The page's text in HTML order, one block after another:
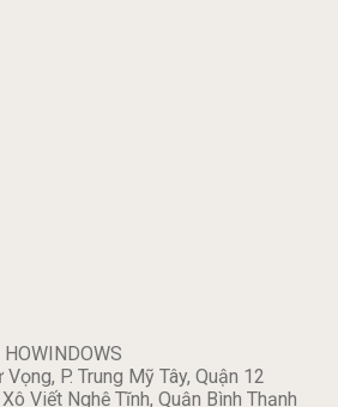
HOWINDOWS
P. Trung Mỹ Tây, Quận 12
Viết Nghệ Tĩnh, Quận Bình Thạnh